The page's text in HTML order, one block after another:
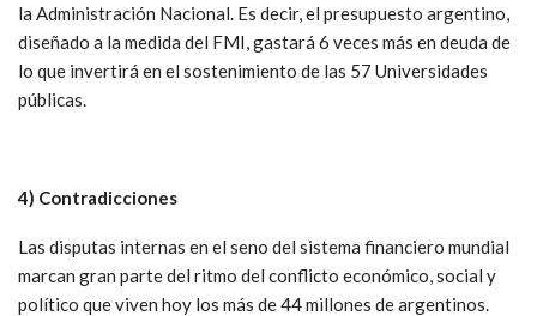
la Administración Nacional. Es decir, el presupuesto argentino,
diseñado a la medida del FMI, gastará 6 veces más en deuda de
lo que invertirá en el sostenimiento de las 57 Universidades
públicas.
4) Contradicciones
Las disputas internas en el seno del sistema financiero mundial
marcan gran parte del ritmo del conflicto económico, social y
político que viven hoy los más de 44 millones de argentinos.